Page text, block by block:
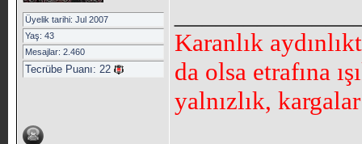
Üyelik tarihi: Jul 2007
Yaş: 43
Mesajlar: 2.460
Tecrübe Puanı: 22
Karanlık
da olsa etrafına
yalnızlık,